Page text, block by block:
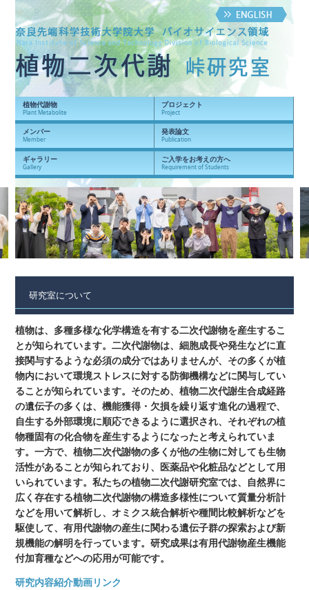
植物代謝物
Plant Metabolite
プロジェクト
Project
メンバー
Member
発表論文
Publication
ギャラリー
Gallery
ご入学をお考えの方へ
Requirement of Students
研究室について
植物は、多種多様な化学構造を有する二次代謝物を産生するこ
とが知られています。二次代謝物は、細胞成長や発生などに直
接関与するような必須の成分ではありませんが、その多くが植
物内において環境ストレスに対する防御機構などに関与してい
ることが知られています。そのため、植物二次代謝生合成経路
の遺伝子の多くは、機能獲得・欠損を繰り返す進化の過程で、
自生する外部環境に順応できるように選択され、それぞれの植
物種固有の化合物を産生するようになったと考えられていま
す。一方で、植物二次代謝物の多くが他の生物に対しても生物
活性があることが知られており、医薬品や化粧品などとして用
いられています。私たちの植物二次代謝研究室では、自然界に
広く存在する植物二次代謝物の構造多様性について質量分析計
などを用いて解析し、オミクス統合解析や種間比較解析などを
駆使して、有用代謝物の産生に関わる遺伝子群の探索および新
規機能の解明を行っています。研究成果は有用代謝物産生機能
付加育種などへの応用が可能です。
研究内容紹介動画リンク